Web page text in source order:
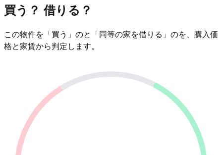
買う？ 借りる？
この物件を「買う」のと「同等の家を借りる」のを、購入価
格と家賃から判定します。